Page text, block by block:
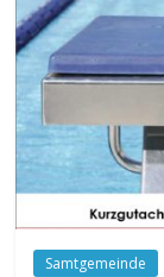
Samtgemeinde